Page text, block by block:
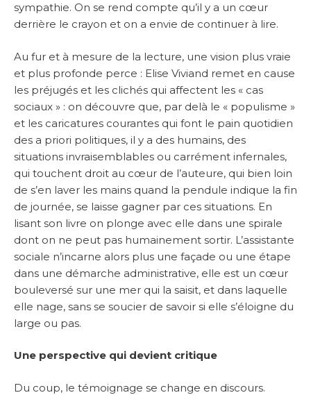
sympathie. On se rend compte qu’il y a un cœur
derrière le crayon et on a envie de continuer à lire.
Au fur et à mesure de la lecture, une vision plus vraie
et plus profonde perce : Elise Viviand remet en cause
les préjugés et les clichés qui affectent les « cas
sociaux » : on découvre que, par delà le « populisme »
et les caricatures courantes qui font le pain quotidien
des a priori politiques, il y a des humains, des
situations invraisemblables ou carrément infernales,
qui touchent droit au cœur de l’auteure, qui bien loin
de s’en laver les mains quand la pendule indique la fin
de journée, se laisse gagner par ces situations. En
lisant son livre on plonge avec elle dans une spirale
dont on ne peut pas humainement sortir. L’assistante
sociale n’incarne alors plus une façade ou une étape
dans une démarche administrative, elle est un cœur
bouleversé sur une mer qui la saisit, et dans laquelle
elle nage, sans se soucier de savoir si elle s’éloigne du
large ou pas.
Une perspective qui devient critique
Du coup, le témoignage se change en discours.